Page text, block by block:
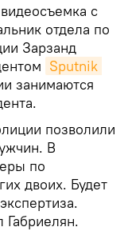
с
отдела по
Зарзанд
Sputnik
занимаются
позволили
В
по
двоих. Будет
Габриелян.